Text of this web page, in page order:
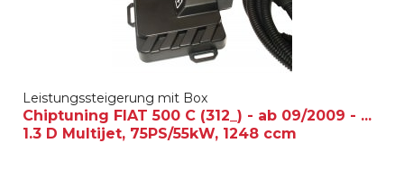
Leistungssteigerung mit Box
Chiptuning FIAT 500 C (312_) - ab 09/2009 - ...
1.3 D Multijet, 75PS/55kW, 1248 ccm